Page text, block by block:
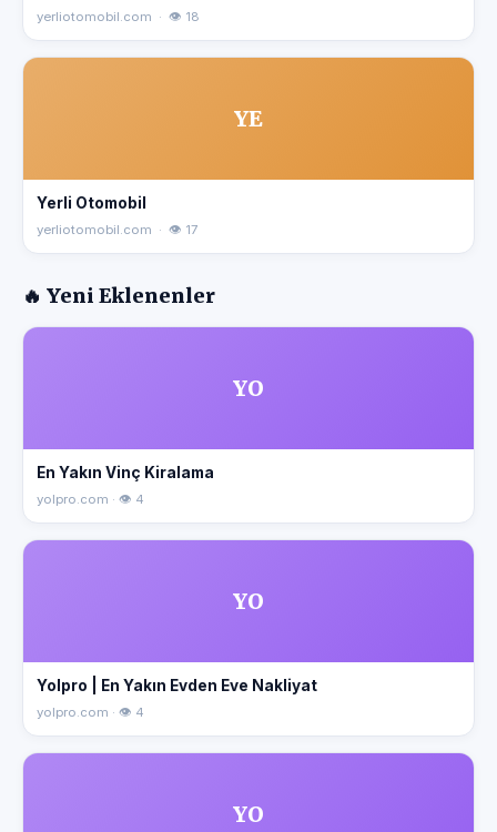
yerliotomobil.com · 👁 18
YE
Yerli Otomobil
yerliotomobil.com · 👁 17
🔥 Yeni Eklenenler
YO
En Yakın Vinç Kiralama
yolpro.com · 👁 4
YO
Yolpro | En Yakın Evden Eve Nakliyat
yolpro.com · 👁 4
YO